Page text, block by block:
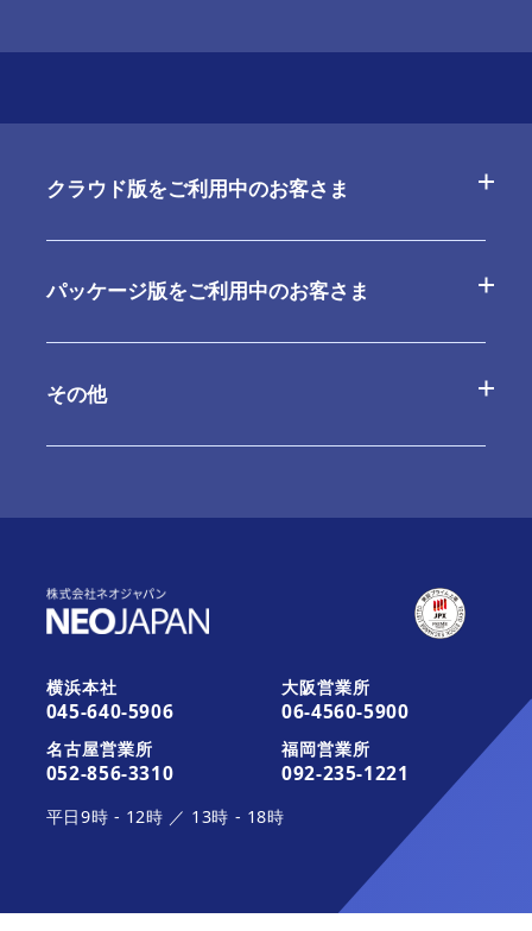
クラウド版をご利用中のお客さま
よくあるご質問
ご利用内容の変更
活用ガイド・その他のサポート
パッケージ版をご利用中のお客さま
よくあるご質問
お知らせ
活用ガイド・その他のサポート
その他
契約約款一覧
横浜本社
045-640-5906
大阪営業所
06-4560-5900
名古屋営業所
052-856-3310
福岡営業所
092-235-1221
平日9時 - 12時 ／ 13時 - 18時